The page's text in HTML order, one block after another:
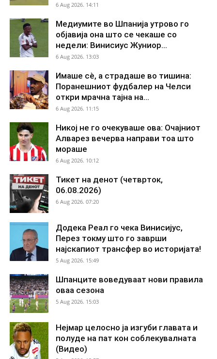
6 Aug 2026. 14:11
Медиумите во Шпанија утрово го
објавија она што се чекаше со
недели: Винисиус Жуниор...
6 Aug 2026. 13:03
Имаше сè, а страдаше во тишина:
Поранешниот фудбалер на Челси
откри мрачна тајна на...
6 Aug 2026. 11:15
Никој не го очекуваше ова: Очајниот
Алварез вечерва направи тоа што
мораше
6 Aug 2026. 10:12
Тикет на денот (четврток,
06.08.2026)
6 Aug 2026. 07:20
Додека Реал го чека Винисијус,
Перез токму што го заврши
најскапиот трансфер во историјата!
5 Aug 2026. 15:49
Шпанците воведуваат нови правила
оваа сезона
5 Aug 2026. 15:03
Нејмар целосно ја изгуби главата и
полуде на пат кон соблекувалната
(Видео)